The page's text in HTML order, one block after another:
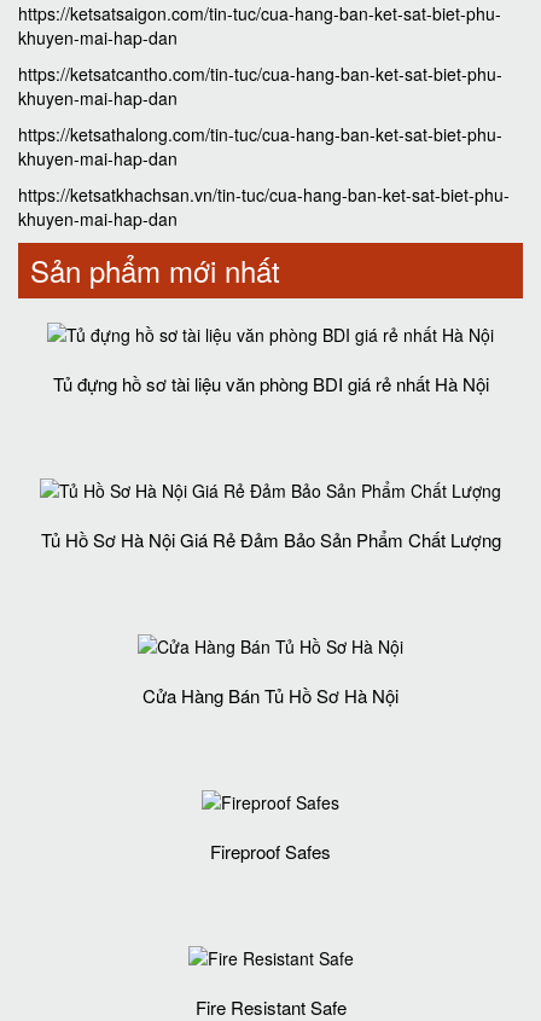
https://ketsatsaigon.com/tin-tuc/cua-hang-ban-ket-sat-biet-phu-
khuyen-mai-hap-dan
https://ketsatcantho.com/tin-tuc/cua-hang-ban-ket-sat-biet-phu-
khuyen-mai-hap-dan
https://ketsathalong.com/tin-tuc/cua-hang-ban-ket-sat-biet-phu-
khuyen-mai-hap-dan
https://ketsatkhachsan.vn/tin-tuc/cua-hang-ban-ket-sat-biet-phu-
khuyen-mai-hap-dan
Sản phẩm mới nhất
Tủ đựng hồ sơ tài liệu văn phòng BDI giá rẻ nhất Hà Nội
Tủ Hồ Sơ Hà Nội Giá Rẻ Đảm Bảo Sản Phẩm Chất Lượng‎
Cửa Hàng Bán Tủ Hồ Sơ Hà Nội
Fireproof Safes
Fire Resistant Safe